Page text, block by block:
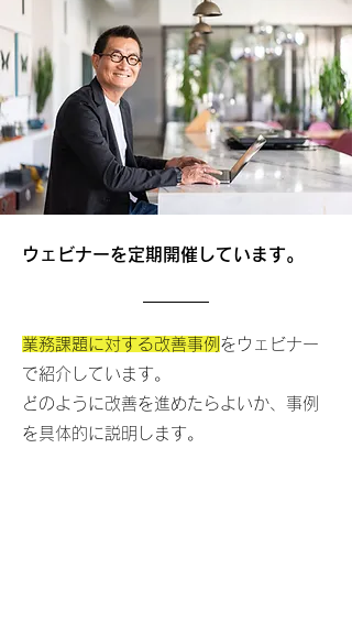
ウェビナーを定期開催しています。
業務課題に対する改善事例 をウェビナー
で紹介しています。
どのように改善を進めたらよいか、事例
を具体的に説明します。